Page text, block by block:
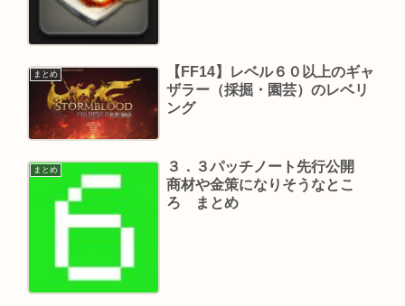
まとめ
【FF14】レベル６０以上のギャ
ザラー（採掘・園芸）のレベリ
ング
まとめ
３．３パッチノート先行公開
商材や金策になりそうなとこ
ろ まとめ